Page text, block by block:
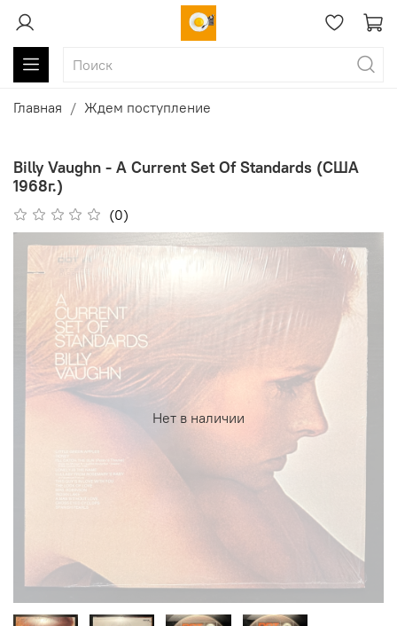
Главная Ждем поступление
Billy Vaughn - A Current Set Of Standards (США
1968г.)
(0)
Нет в наличии